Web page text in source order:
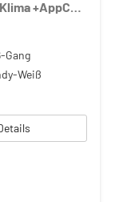
2.0 TDI 102PS/75KW 6G 2026 +AHK +Klima +AppConnect +PDC +FrontAssist +LaneAssist +Tempomat +Verkehrszeichen +GJR +10"Touch
Gang
Weiß